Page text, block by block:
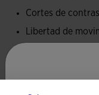
nuevo para prevenir
En cuanto a la
muy ligero,
Mesh System
seco durante toda
Cortes de
Libertad de
Tejido principal